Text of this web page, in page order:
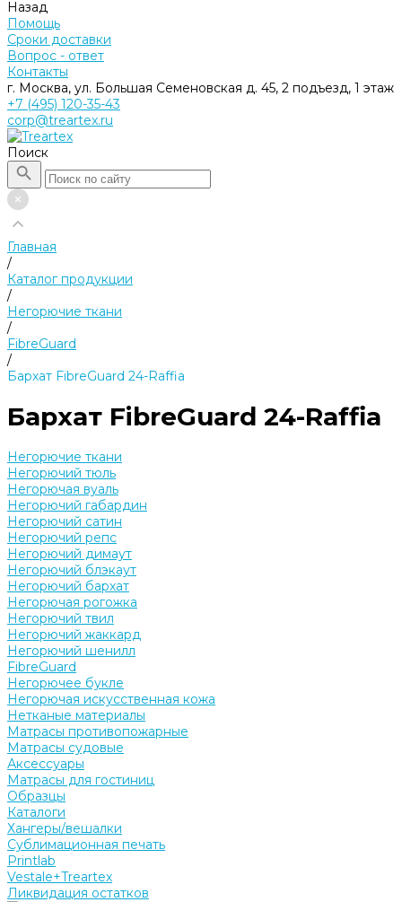
Назад
Помощь
Сроки доставки
Вопрос - ответ
Контакты
г. Москва, ул. Большая Семеновская д. 45, 2 подъезд, 1 этаж
+7 (495) 120-35-43
corp@treartex.ru
Поиск
Главная
/
Каталог продукции
/
Негорючие ткани
/
FibreGuard
/
Бархат FibreGuard 24-Raffia
Бархат FibreGuard 24-Raffia
Негорючие ткани
Негорючий тюль
Негорючая вуаль
Негорючий габардин
Негорючий сатин
Негорючий репс
Негорючий димаут
Негорючий блэкаут
Негорючий бархат
Негорючая рогожка
Негорючий твил
Негорючий жаккард
Негорючий шенилл
FibreGuard
Негорючее букле
Негорючая искусственная кожа
Нетканые материалы
Матрасы противопожарные
Матрасы судовые
Аксессуары
Матрасы для гостиниц
Образцы
Каталоги
Хангеры/вешалки
Сублимационная печать
Printlab
Vestale+Treartex
Ликвидация остатков